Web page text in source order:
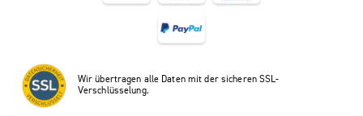
Wir übertragen alle Daten mit der sicheren SSL-
Verschlüsselung.